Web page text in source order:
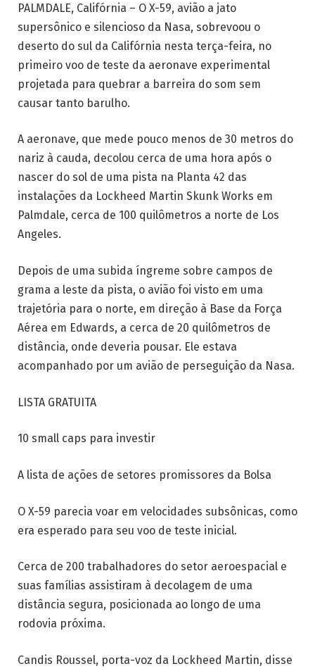
PALMDALE, Califórnia – O X-59, avião a jato
supersônico e silencioso da Nasa, sobrevoou o
deserto do sul da Califórnia nesta terça-feira, no
primeiro voo de teste da aeronave experimental
projetada para quebrar a barreira do som sem
causar tanto barulho.
A aeronave, que mede pouco menos de 30 metros do
nariz à cauda, decolou cerca de uma hora após o
nascer do sol de uma pista na Planta 42 das
instalações da Lockheed Martin Skunk Works em
Palmdale, cerca de 100 quilômetros a norte de Los
Angeles.
Depois de uma subida íngreme sobre campos de
grama a leste da pista, o avião foi visto em uma
trajetória para o norte, em direção à Base da Força
Aérea em Edwards, a cerca de 20 quilômetros de
distância, onde deveria pousar. Ele estava
acompanhado por um avião de perseguição da Nasa.
LISTA GRATUITA
10 small caps para investir
A lista de ações de setores promissores da Bolsa
O X-59 parecia voar em velocidades subsônicas, como
era esperado para seu voo de teste inicial.
Cerca de 200 trabalhadores do setor aeroespacial e
suas famílias assistiram à decolagem de uma
distância segura, posicionada ao longo de uma
rodovia próxima.
Candis Roussel, porta-voz da Lockheed Martin, disse